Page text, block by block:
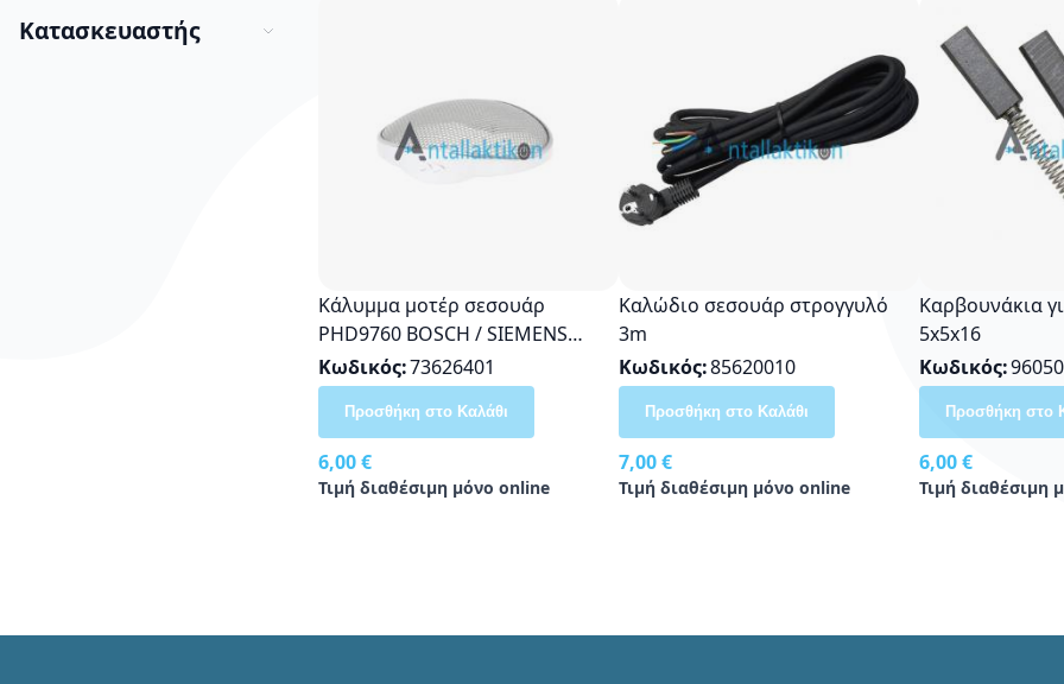
Κατασκευαστής
Κάλυμμα μοτέρ σεσουάρ
PHD9760 BOSCH / SIEMENS
Original 00614334
Κωδικός 73626401
6,00 €
Τιμή διαθέσιμη μόνο online
Προσθήκη στο Καλάθι
Καλώδιο σεσουάρ στρογγυλό
3m
Κωδικός 85620010
7,00 €
Τιμή διαθέσιμη μόνο online
Προσθήκη στο Καλάθι
Καρβουνάκια
5x5x16
Κωδικός
6,00 €
Τιμή διαθέσιμη
Προσθήκη στο